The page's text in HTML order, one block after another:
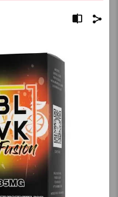
برای فعال شدن سبد خرید و
نمایش قیمت ، گزینه های
محصول را از کادر بالا انتخاب
آخرین بروزرسانی
تمامی قیمت ها بروز